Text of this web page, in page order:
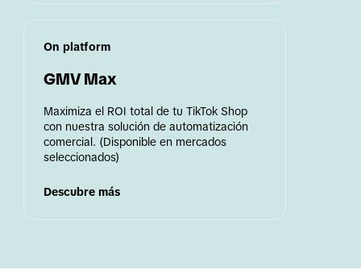
On platform
GMV Max
Maximiza el ROI total de tu TikTok Shop
con nuestra solución de automatización
comercial. (Disponible en mercados
seleccionados)
Descubre más